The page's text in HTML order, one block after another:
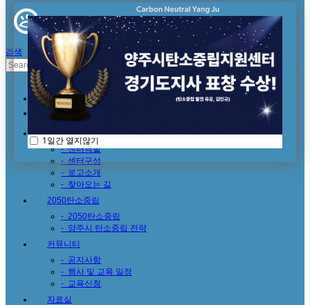
검색
HOME
센터소개
-센터역할
-센터구성
- 로고소개
- 찾아오는 길
2050탄소중립
- 2050탄소중립
- 양주시 탄소중립 전략
커뮤니티
- 공지사항
- 행사 및 교육 일정
- 교육신청
자료실
1일간 열지않기